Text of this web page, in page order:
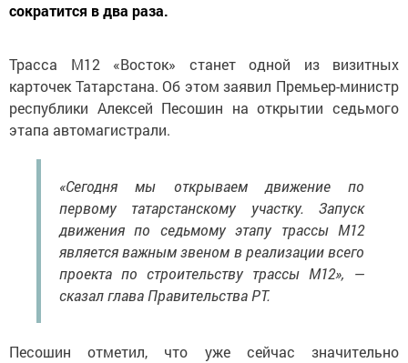
сократится в два раза.
Трасса М12 «Восток» станет одной из визитных
карточек Татарстана. Об этом заявил Премьер-министр
республики Алексей Песошин на открытии седьмого
этапа автомагистрали.
«Сегодня мы открываем движение по
первому татарстанскому участку. Запуск
движения по седьмому этапу трассы М12
является важным звеном в реализации всего
проекта по строительству трассы М12», —
сказал глава Правительства РТ.
Песошин отметил, что уже сейчас значительно